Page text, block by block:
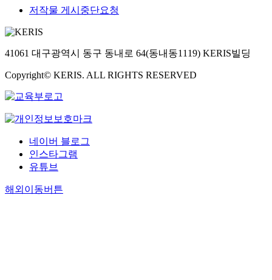
저작물 게시중단요청
41061 대구광역시 동구 동내로 64(동내동1119) KERIS빌딩
Copyright© KERIS. ALL RIGHTS RESERVED
네이버 블로그
인스타그램
유튜브
해외이동버튼